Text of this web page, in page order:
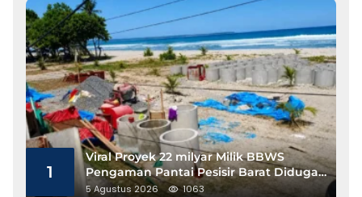
1
Viral Proyek 22 milyar Milik BBWS
Pengaman Pantai Pesisir Barat Diduga
Gunakan Besi Banci
5 Agustus 2026 1063